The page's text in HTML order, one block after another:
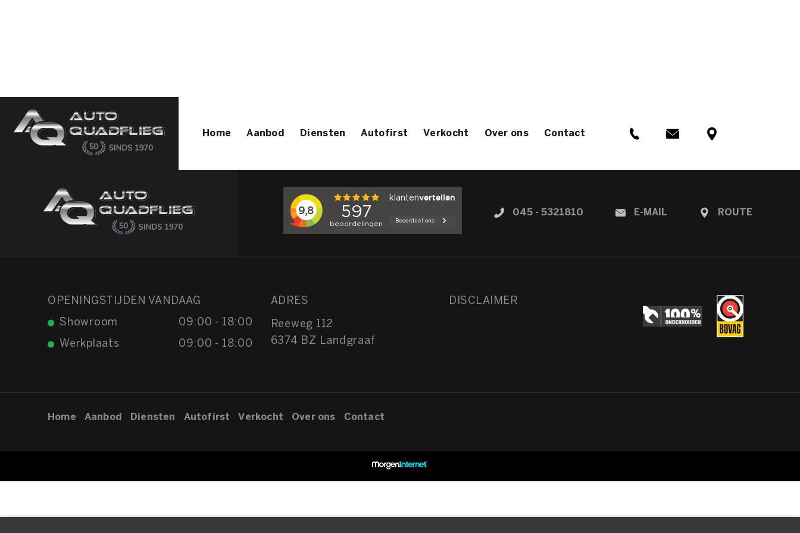
Home Aanbod Diensten Autofirst Verkocht Over ons Contact
045 - 5321810 E-MAIL ROUTE
OPENINGSTIJDEN VANDAAG
Showroom 09:00 - 18:00
Werkplaats 09:00 - 18:00
ADRES
Reeweg 112
6374 BZ Landgraaf
DISCLAIMER
Home Aanbod Diensten Autofirst Verkocht Over ons Contact